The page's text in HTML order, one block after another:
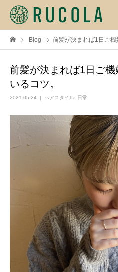
Blog 前髪が決まれば1日ご機
前髪が決まれば1日ご
いるコツ。
2021.05.24 ヘアスタイル 日常